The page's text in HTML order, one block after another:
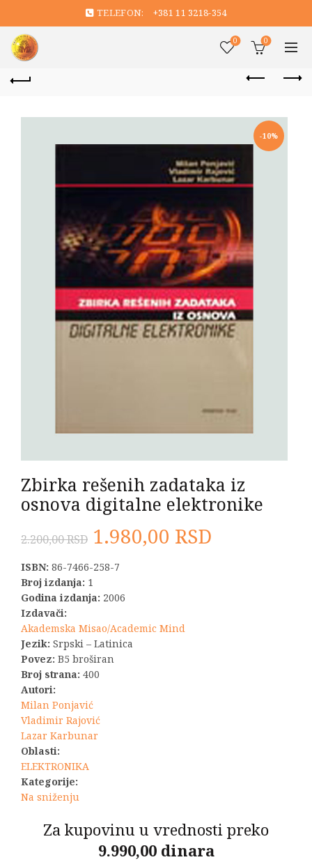
TELEFON: +381 11 3218-354
0 0
-10%
Zbirka rešenih zadataka iz
osnova digitalne elektronike
2.200,00RSD Originalna
cena
je
bila:
2.200,00 RSD.
1.980,00 RSD
ISBN: 86-7466-258-7
Broj izdanja: 1
Godina izdanja: 2006
Izdavači:
Akademska Misao/Academic Mind
Jezik: Srpski – Latinica
Povez: B5 broširan
Broj strana: 400
Autori:
Milan Ponjavić
Vladimir Rajović
Lazar Karbunar
Oblasti:
ELEKTRONIKA
Kategorije:
Na sniženju
Za kupovinu u vrednosti preko
9.990,00 dinara